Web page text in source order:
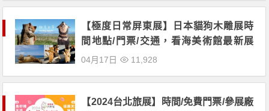
【極度日常屏東展】日本貓狗木雕展時
間地點/門票/交通，看海美術館最新展
覽！
04月17日 11,928
【2024台北旅展】時間/免費門票/參展廠